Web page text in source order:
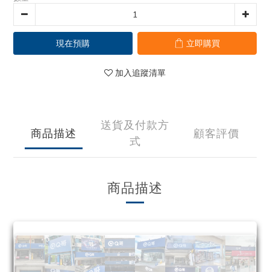
現在預購 立即購買
加入追蹤清單
商品描述
送貨及付款方
式
顧客評價
商品描述